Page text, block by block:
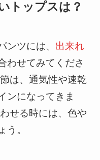
トップスは？
ンツには、 出来れ
わせてみてくださ
は、通気性や速乾
ンになってきま
せる時には、 色や
う。